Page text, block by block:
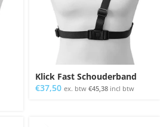
Klick Fast Schouderband
€37,50 ex. btw €45,38 incl btw